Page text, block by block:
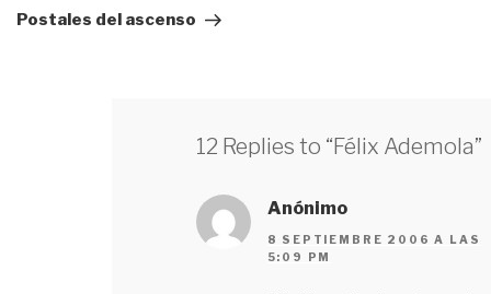
Post
Postales del ascenso
12 Replies to “Félix Ademola”
Anónimo
8 SEPTIEMBRE 2006 A LAS
5:09 PM